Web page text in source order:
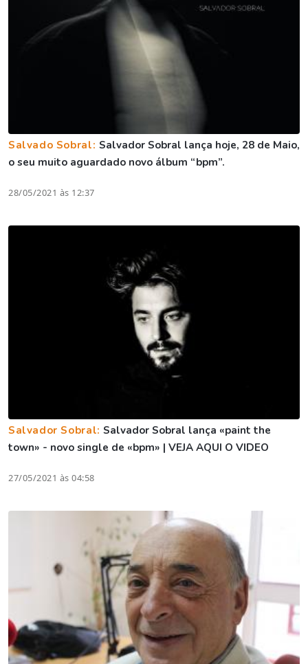
Salvado Sobral: Salvador Sobral lança hoje, 28 de Maio,
o seu muito aguardado novo álbum “bpm”.
28/05/2021 às 12:37
Salvador Sobral:Salvador Sobral lança «paint the
town» - novo single de «bpm» | VEJA AQUI O VIDEO
27/05/2021 às 04:58